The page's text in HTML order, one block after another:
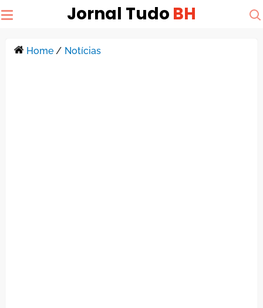
Jornal Tudo BH
Home/ Notícias